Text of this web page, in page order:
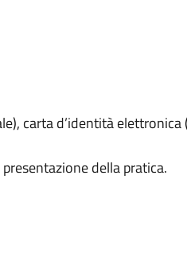
carta d’identità elettronica
della pratica.